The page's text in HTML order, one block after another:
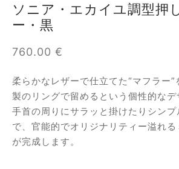
ソニア・エカイユ調型押
ー・黒
760.00 €
柔らかなレザーで仕立てた“マフラー”
製のリングで留めるという個性的なデ
手首の周りにサラッと掛けたりシン
で、官能的でオリジナリティー溢れ
が完成します。